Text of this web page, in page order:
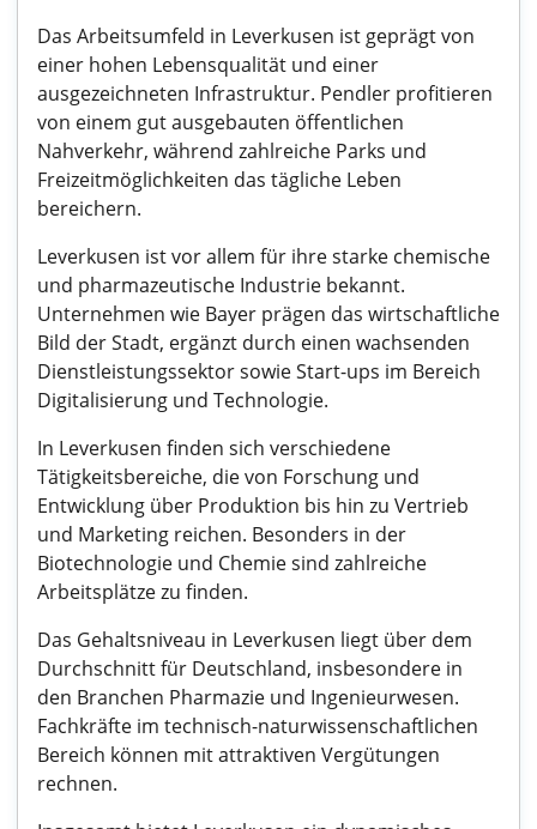
Das Arbeitsumfeld in Leverkusen ist geprägt von
einer hohen Lebensqualität und einer
ausgezeichneten Infrastruktur. Pendler profitieren
von einem gut ausgebauten öffentlichen
Nahverkehr, während zahlreiche Parks und
Freizeitmöglichkeiten das tägliche Leben
bereichern.
Leverkusen ist vor allem für ihre starke chemische
und pharmazeutische Industrie bekannt.
Unternehmen wie Bayer prägen das wirtschaftliche
Bild der Stadt, ergänzt durch einen wachsenden
Dienstleistungssektor sowie Start-ups im Bereich
Digitalisierung und Technologie.
In Leverkusen finden sich verschiedene
Tätigkeitsbereiche, die von Forschung und
Entwicklung über Produktion bis hin zu Vertrieb
und Marketing reichen. Besonders in der
Biotechnologie und Chemie sind zahlreiche
Arbeitsplätze zu finden.
Das Gehaltsniveau in Leverkusen liegt über dem
Durchschnitt für Deutschland, insbesondere in
den Branchen Pharmazie und Ingenieurwesen.
Fachkräfte im technisch-naturwissenschaftlichen
Bereich können mit attraktiven Vergütungen
rechnen.